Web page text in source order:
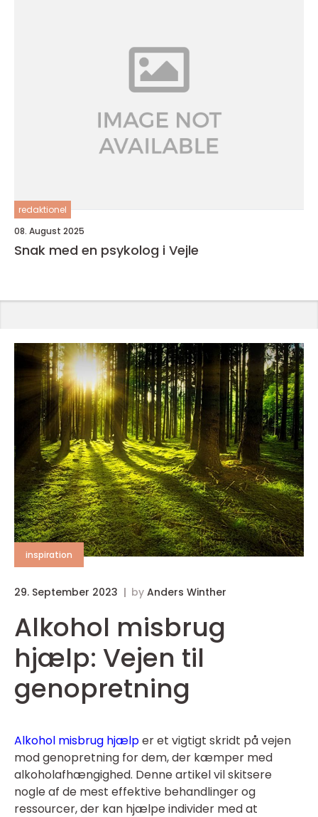
redaktionel
08. August 2025
Snak med en psykolog i Vejle
inspiration
29. September 2023 by Anders Winther
Alkohol misbrug
hjælp: Vejen til
genopretning
Alkohol misbrug hjælper et vigtigt skridt på vejen
mod genopretning for dem, der kæmper med
alkoholafhængighed. Denne artikel vil skitsere
nogle af de mest effektive behandlinger og
ressourcer, der kan hjælpe individer med at